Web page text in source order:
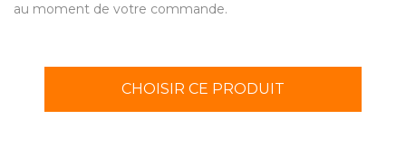
au moment de votre commande.
CHOISIR CE PRODUIT